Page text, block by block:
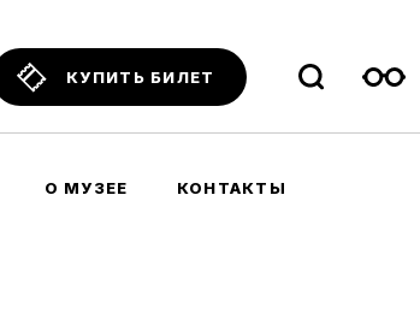
КУПИТЬ БИЛЕТ
О МУЗЕЕ КОНТАКТЫ